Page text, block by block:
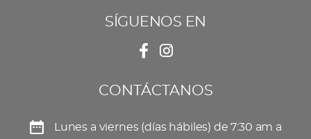
SÍGUENOS EN
CONTÁCTANOS
Lunes a viernes (días hábiles) de 7:30 am a